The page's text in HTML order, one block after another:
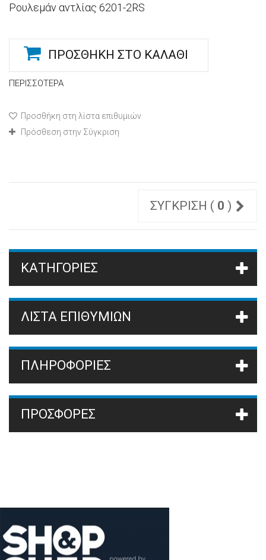
Ρουλεμάν αντλίας 6201-2RS
ΠΡΟΣΘΉΚΗ ΣΤΟ ΚΑΛΆΘΙ
ΠΕΡΙΣΣΌΤΕΡΑ
Προσθήκη στη λίστα επιθυμιών
Πρόσθεση στην Σύγκριση
ΣΎΓΚΡΙΣΗ ( 0 )
ΚΑΤΗΓΟΡΊΕΣ
ΛΊΣΤΑ ΕΠΙΘΥΜΙΏΝ
ΠΛΗΡΟΦΟΡΙΕΣ
ΠΡΟΣΦΟΡΈΣ